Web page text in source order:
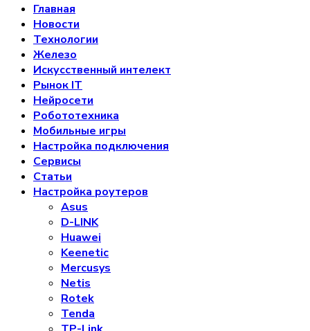
Главная
Новости
Технологии
Железо
Искусственный интелект
Рынок IT
Нейросети
Робототехника
Мобильные игры
Настройка подключения
Сервисы
Статьи
Настройка роутеров
Asus
D-LINK
Huawei
Keenetic
Mercusys
Netis
Rotek
Tenda